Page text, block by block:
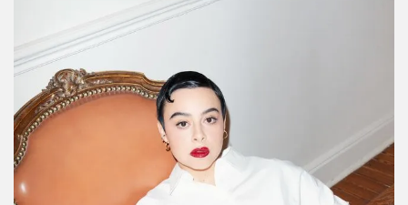
he tomado me han ayudado a construir la actriz que soy y la
persona que soy y eso lo llevo a mi trabajo todos los días.